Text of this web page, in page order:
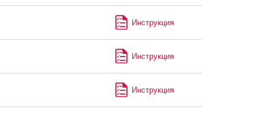
Инструкция
Инструкция
Инструкция